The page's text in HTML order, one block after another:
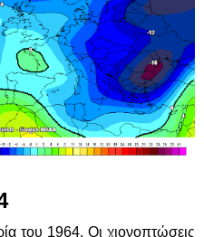
του 1964. Οι χιονοπτώσεις